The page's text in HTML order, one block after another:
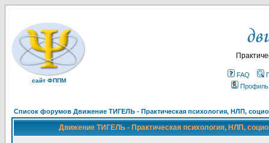
сайт ФППМ
FAQ
Профиль
Список форумов Движение ТИГЕЛЬ - Практическая психология, НЛП,
Движение ТИГЕЛЬ - Практическая психология, НЛП,